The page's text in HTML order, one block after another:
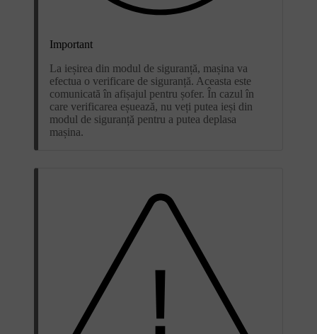
Important
La ieșirea din modul de siguranță, mașina va
efectua o verificare de siguranță. Aceasta este
comunicată în afișajul pentru șofer. În cazul în
care verificarea eșuează, nu veți putea ieși din
modul de siguranță pentru a putea deplasa
mașina.